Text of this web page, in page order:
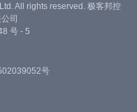
All rights reserved. 极客邦控
司
号 - 5
号